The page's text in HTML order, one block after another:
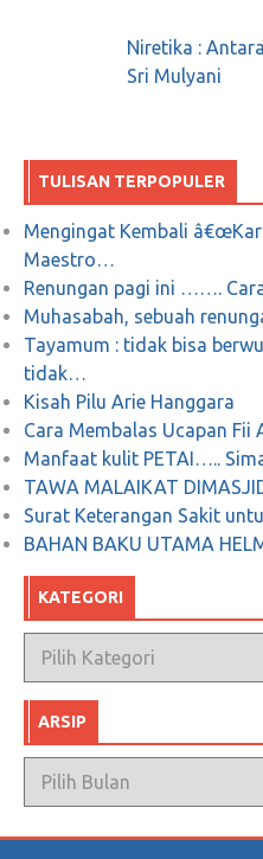
Ada yang Panik,
Black Campaign
Masih Soal Kartu
Grobogan Yang Unjuk
Mei 1, 2018 0
@Pak Prabowo, bisa
malam ini?
Niretika :
Sri Mulyani
TULISAN TERPOPULER
Mengingat Kembali
Maestro…
Renungan pagi ini …….
Muhasabah, sebuah
Tayamum : tidak bisa
tidak…
Kisah Pilu Arie Hanggara
Cara Membalas Ucapan Fii
Manfaat kulit PETAI…..
TAWA MALAIKAT
Surat Keterangan Sakit
BAHAN BAKU UTAMA
KATEGORI
Kategori
ARSIP
Arsip